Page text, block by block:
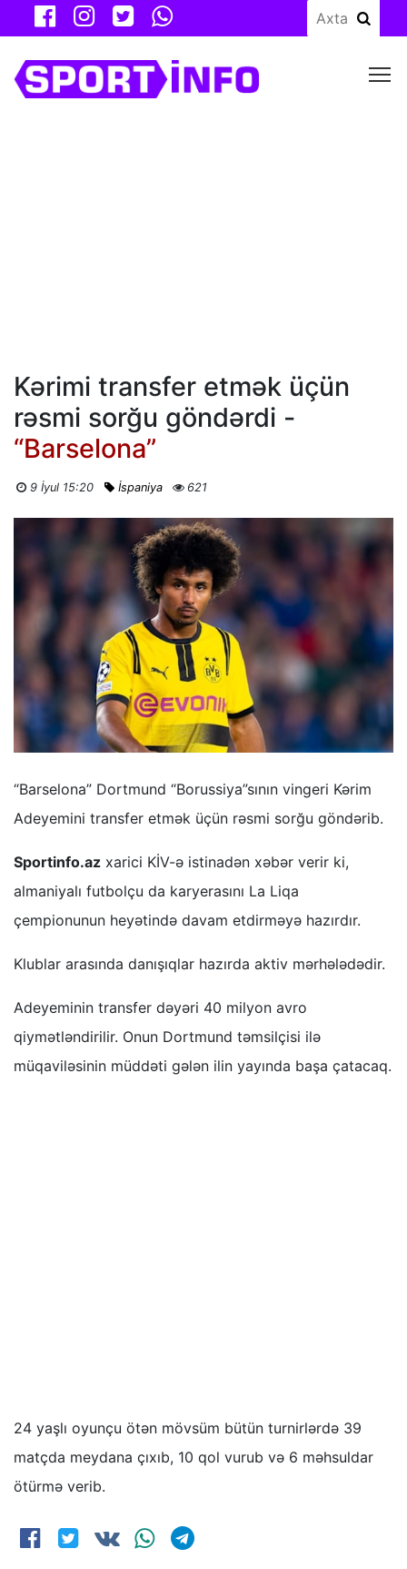
Kərimi transfer etmək üçün
rəsmi sorğu göndərdi -
“Barselona”
9 İyul 15:20 İspaniya 621
“Barselona” Dortmund “Borussiya”sının vingeri Kərim
Adeyemini transfer etmək üçün rəsmi sorğu göndərib.
Sportinfo.az xarici KİV-ə istinadən xəbər verir ki,
almaniyalı futbolçu da karyerasını La Liqa
çempionunun heyətində davam etdirməyə hazırdır.
Klublar arasında danışıqlar hazırda aktiv mərhələdədir.
Adeyeminin transfer dəyəri 40 milyon avro
qiymətləndirilir. Onun Dortmund təmsilçisi ilə
müqaviləsinin müddəti gələn ilin yayında başa çatacaq.
24 yaşlı oyunçu ötən mövsüm bütün turnirlərdə 39
matçda meydana çıxıb, 10 qol vurub və 6 məhsuldar
ötürmə verib.